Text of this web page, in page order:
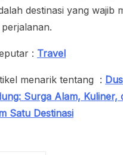
destinasi yang wajib
: Travel
menarik tentang :
Surga Alam, Kuliner,
Satu Destinasi